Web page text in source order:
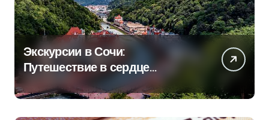
Экскурсии в Сочи:
Путешествие в сердце
Черноморского курорта